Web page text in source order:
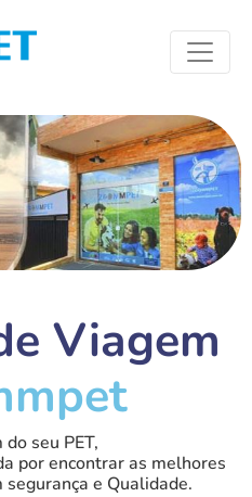
Viagem
seu PET,
por encontrar as melhores
e Qualidade.